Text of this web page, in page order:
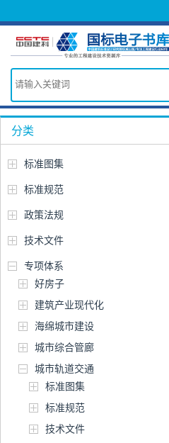
分类
标准图集
标准规范
政策法规
技术文件
专项体系
好房子
建筑产业现代化
海绵城市建设
城市综合管廊
城市轨道交通
标准图集
标准规范
技术文件